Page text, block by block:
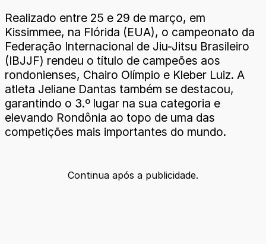
Realizado entre 25 e 29 de março, em
Kissimmee, na Flórida (EUA), o campeonato da
Federação Internacional de Jiu-Jitsu Brasileiro
(IBJJF) rendeu o título de campeões aos
rondonienses, Chairo Olímpio e Kleber Luiz. A
atleta Jeliane Dantas também se destacou,
garantindo o 3.º lugar na sua categoria e
elevando Rondônia ao topo de uma das
competições mais importantes do mundo.
Continua após a publicidade.